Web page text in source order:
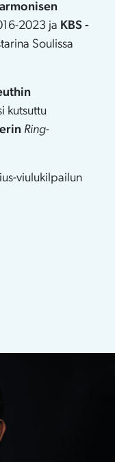
2023 ja KBS -
Soulissa
kutsuttu
Ring-
viulukilpailun